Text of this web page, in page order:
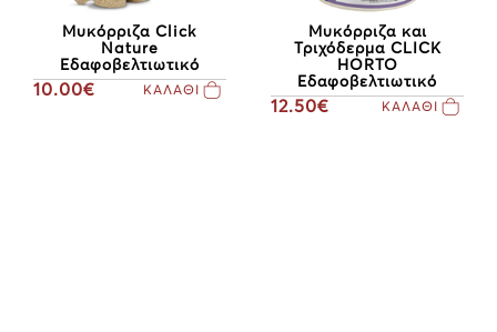
Μυκόρριζα Click
Nature
Εδαφοβελτιωτικό
10.00€ ΚΑΛΑΘΙ
Μυκόρριζα και
Τριχόδερμα CLICK
HORTO
Εδαφοβελτιωτικό
12.50€ ΚΑΛΑΘΙ